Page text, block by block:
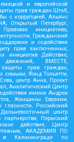
и европейской
прав граждан Штаб,
с коррупцией, Альянс
Открытый Петербург,
инициатива,
Гражданский
и содействия
прав заключенных,
инициатив Действие,
ВМЕСТЕ,
прав граждан,
семьям, Фонд Тольятти,
центр Анна, Проект
Аналитический Центр
имени Андрея
Женщины Евразии,
Российский
центр
Пермский
действие, Центр
АКАДЕМИЯ ПО
Калининграде по